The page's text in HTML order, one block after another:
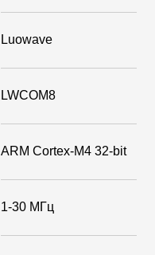
Luowave
LWCOM8
ARM Cortex-M4 32-bit
1-30 МГц